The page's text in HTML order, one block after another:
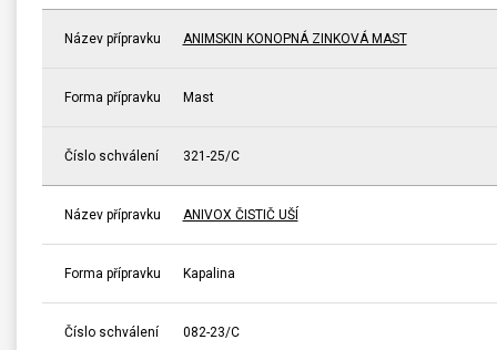
Název přípravku ANIMSKIN KONOPNÁ ZINKOVÁ MAST
Forma přípravku Mast
Číslo schválení 321-25/C
Název přípravku ANIVOX ČISTIČ UŠÍ
Forma přípravku Kapalina
Číslo schválení 082-23/C